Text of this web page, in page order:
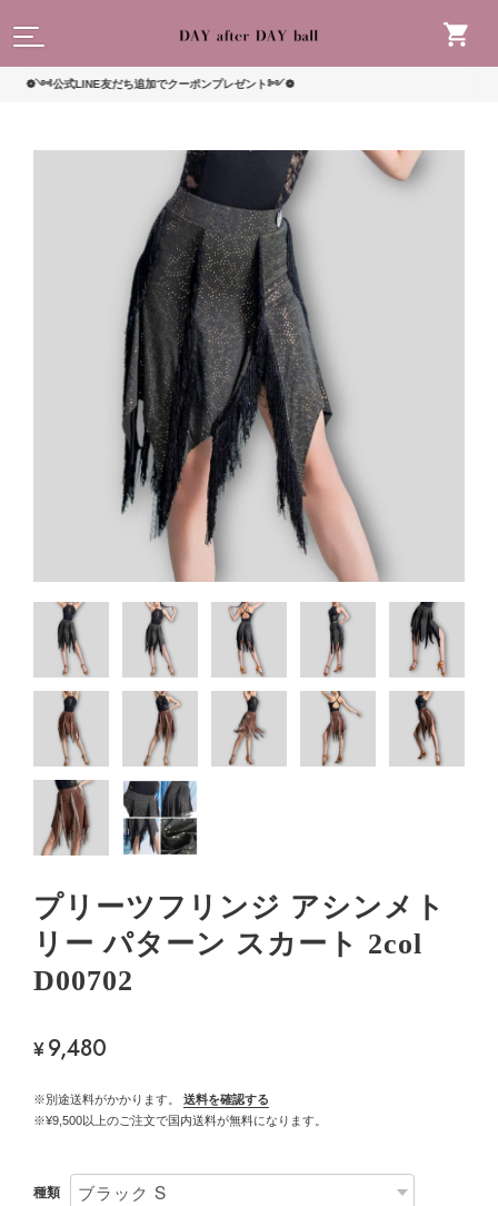
式LINE友だち追加でクーポンプレゼント༻❁
プリーツフリンジ アシンメト
リー パターン スカート 2col
D00702
¥9,480
※別途送料がかかります。
送料を確認する
※¥9,500以上のご注文で国内送料が無料になります。
種類